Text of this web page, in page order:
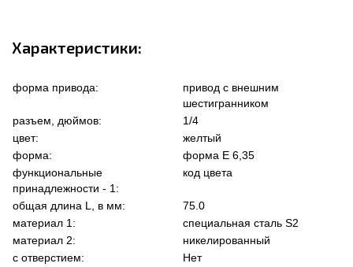
Характеристики:
форма привода:
привод с внешним
шестигранником
разъем, дюймов:
1/4
цвет:
желтый
форма:
форма Е 6,35
функциональные
принадлежности - 1:
код цвета
общая длина L, в мм:
75.0
материал 1:
специальная сталь S2
материал 2:
никелированный
с отверстием:
Нет